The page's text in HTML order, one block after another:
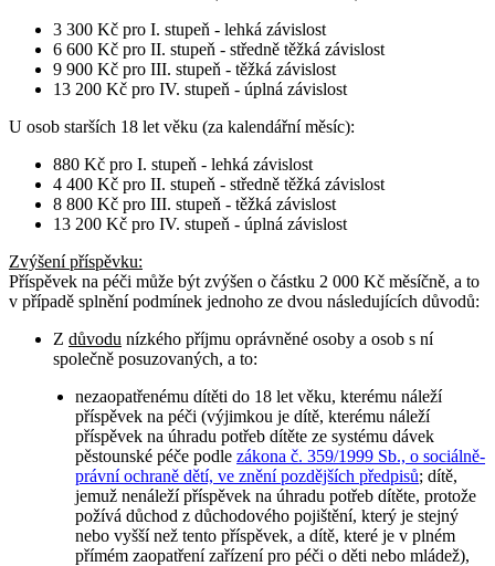
3 300 Kč pro I. stupeň - lehká závislost
6 600 Kč pro II. stupeň - středně těžká závislost
9 900 Kč pro III. stupeň - těžká závislost
13 200 Kč pro IV. stupeň - úplná závislost
U osob starších 18 let věku (za kalendářní měsíc):
880 Kč pro I. stupeň - lehká závislost
4 400 Kč pro II. stupeň - středně těžká závislost
8 800 Kč pro III. stupeň - těžká závislost
13 200 Kč pro IV. stupeň - úplná závislost
Zvýšení příspěvku:
Příspěvek na péči může být zvýšen o částku 2 000 Kč měsíčně, a to
v případě splnění podmínek jednoho ze dvou následujících důvodů:
Z důvodu nízkého příjmu oprávněné osoby a osob s ní
společně posuzovaných, a to:
nezaopatřenému dítěti do 18 let věku, kterému náleží
příspěvek na péči (výjimkou je dítě, kterému náleží
příspěvek na úhradu potřeb dítěte ze systému dávek
pěstounské péče podlezákona č. 359/1999 Sb., o sociálně-
právní ochraně dětí, ve znění pozdějších předpisů; dítě,
jemuž nenáleží příspěvek na úhradu potřeb dítěte, protože
požívá důchod z důchodového pojištění, který je stejný
nebo vyšší než tento příspěvek, a dítě, které je v plném
přímém zaopatření zařízení pro péči o děti nebo mládež),